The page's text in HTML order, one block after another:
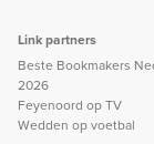
Link partners
Beste Bookmakers
2026
Feyenoord op TV
Wedden op voetbal